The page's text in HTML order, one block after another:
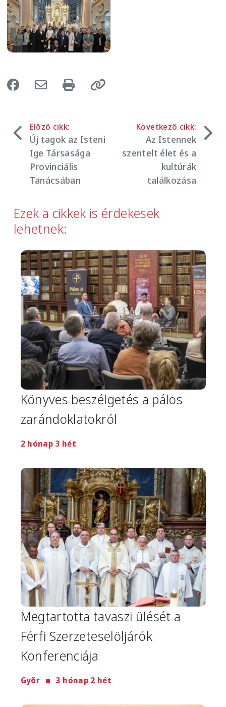
Előző cikk:
Új tagok az Isteni
Ige Társasága
Provinciális
Tanácsában
Következő cikk:
Az Istennek
szentelt élet és a
kultúrák
találkozása
Ezek a cikkek is érdekesek
lehetnek:
Image
Könyves beszélgetés a pálos
zarándoklatokról
2 hónap 3 hét
Image
Megtartotta tavaszi ülését a
Férfi Szerzeteselöljárók
Konferenciája
Győr 3 hónap 2 hét